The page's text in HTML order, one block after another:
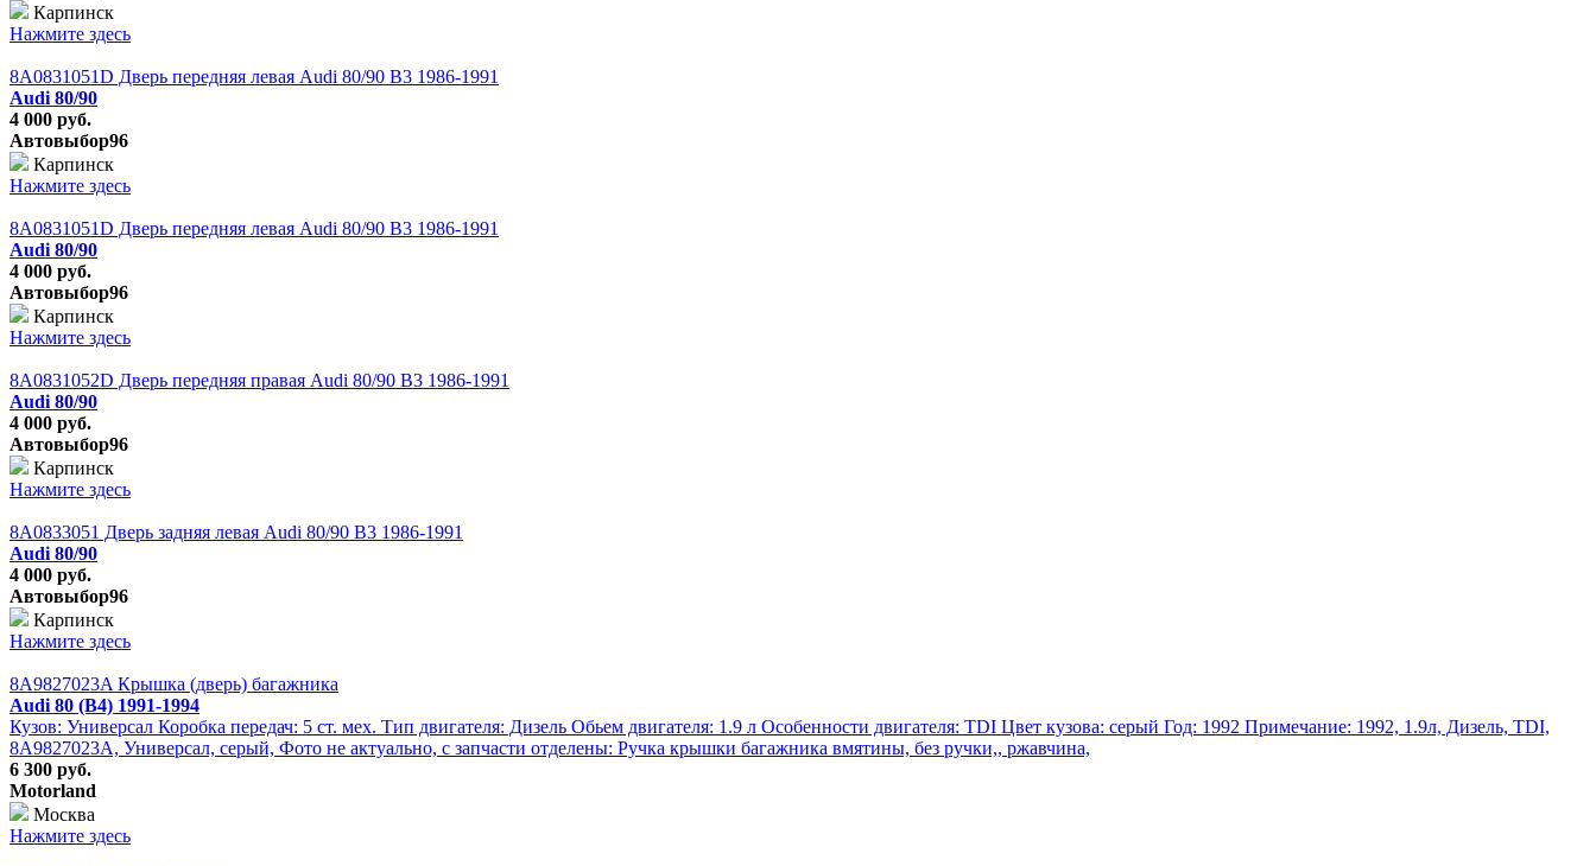
Карпинск
Нажмите здесь
8A0831051D Дверь передняя левая Audi 80/90 B3 1986-1991
Audi 80/90
4 000 руб.
Автовыбор96
Карпинск
Нажмите здесь
8A0831051D Дверь передняя левая Audi 80/90 B3 1986-1991
Audi 80/90
4 000 руб.
Автовыбор96
Карпинск
Нажмите здесь
8A0831052D Дверь передняя правая Audi 80/90 B3 1986-1991
Audi 80/90
4 000 руб.
Автовыбор96
Карпинск
Нажмите здесь
8A0833051 Дверь задняя левая Audi 80/90 B3 1986-1991
Audi 80/90
4 000 руб.
Автовыбор96
Карпинск
Нажмите здесь
8A9827023A Крышка (дверь) багажника
Audi 80 (B4) 1991-1994
Кузов: Универсал Коробка передач: 5 ст. мех. Тип двигателя: Дизель Обьем двигателя: 1.9 л Особенности двигателя: TDI Цвет кузова: серый Год: 1992 Примечание: 1992, 1.9л, Дизель, TDI,
8A9827023A, Универсал, серый, Фото не актуально, с запчасти отделены: Ручка крышки багажника вмятины, без ручки,, ржавчина,
6 300 руб.
Motorland
Москва
Нажмите здесь